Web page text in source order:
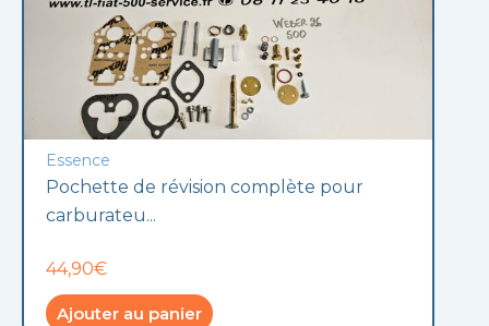
Essence
Pochette de révision complète pour
carburateu...
44,90€
Ajouter au panier